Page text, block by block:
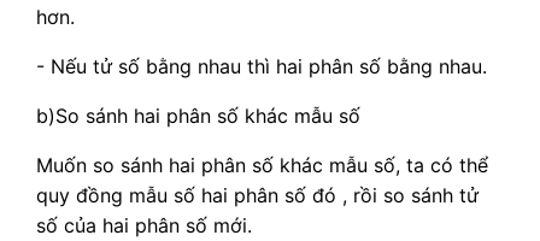
hơn.
- Nếu tử số bằng nhau thì hai phân số bằng nhau.
b)So sánh hai phân số khác mẫu số
Muốn so sánh hai phân số khác mẫu số, ta có thể
quy đồng mẫu số hai phân số đó , rồi so sánh tử
số của hai phân số mới.